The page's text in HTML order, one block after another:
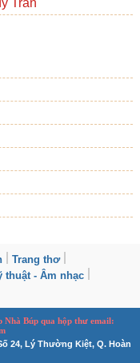
Trần
Trang thơ
thuật - Âm nhạc
Nhà Búp qua hộp thư email:
24, Lý Thường Kiệt, Q. Hoàn